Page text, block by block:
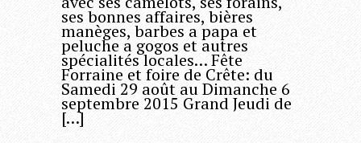
ses bonnes affaires, bières
manèges, barbes a papa et
peluche a gogos et autres
spécialités locales… Fête
Forraine et foire de Crête: du
Samedi 29 août au Dimanche 6
septembre 2015 Grand Jeudi de
[…]